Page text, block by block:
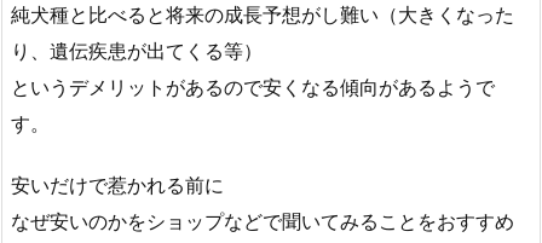
純犬種と比べると将来の成長予想がし難い（大きくなった
り、遺伝疾患が出てくる等）
というデメリットがあるので安くなる傾向があるようで
す。
安いだけで惹かれる前に
なぜ安いのかをショップなどで聞いてみることをおすすめ